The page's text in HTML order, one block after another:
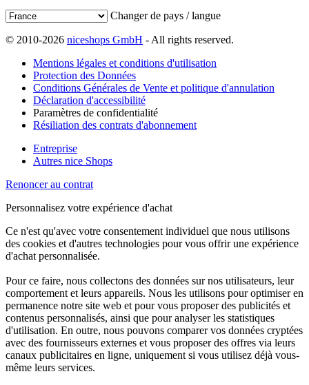
Changer de pays / langue
© 2010-2026 niceshops GmbH - All rights reserved.
Mentions légales et conditions d'utilisation
Protection des Données
Conditions Générales de Vente et politique d'annulation
Déclaration d'accessibilité
Paramètres de confidentialité
Résiliation des contrats d'abonnement
Entreprise
Autres nice Shops
Renoncer au contrat
Personnalisez votre expérience d'achat
Ce n'est qu'avec votre consentement individuel que nous utilisons
des cookies et d'autres technologies pour vous offrir une expérience
d'achat personnalisée.
Pour ce faire, nous collectons des données sur nos utilisateurs, leur
comportement et leurs appareils. Nous les utilisons pour optimiser en
permanence notre site web et pour vous proposer des publicités et
contenus personnalisés, ainsi que pour analyser les statistiques
d'utilisation. En outre, nous pouvons comparer vos données cryptées
avec des fournisseurs externes et vous proposer des offres via leurs
canaux publicitaires en ligne, uniquement si vous utilisez déjà vous-
même leurs services.